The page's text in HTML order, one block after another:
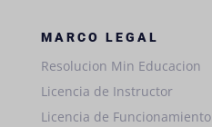
MARCO LEGAL
Resolucion Min Educacion
Licencia de Instructor
Licencia de Funcionamiento